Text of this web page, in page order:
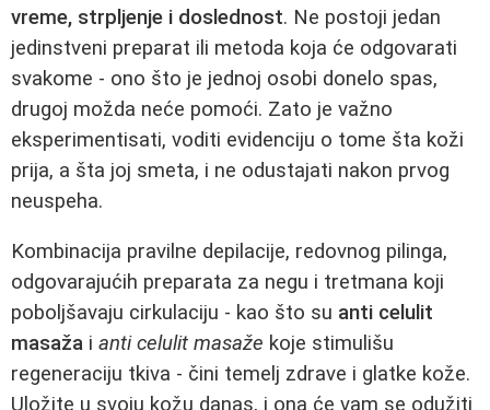
vreme, strpljenje i doslednost. Ne postoji jedan
jedinstveni preparat ili metoda koja će odgovarati
svakome - ono što je jednoj osobi donelo spas,
drugoj možda neće pomoći. Zato je važno
eksperimentisati, voditi evidenciju o tome šta koži
prija, a šta joj smeta, i ne odustajati nakon prvog
neuspeha.
Kombinacija pravilne depilacije, redovnog pilinga,
odgovarajućih preparata za negu i tretmana koji
poboljšavaju cirkulaciju - kao što su anti celulit
masaža i anti celulit masaže koje stimulišu
regeneraciju tkiva - čini temelj zdrave i glatke kože.
Uložite u svoju kožu danas, i ona će vam se odužiti